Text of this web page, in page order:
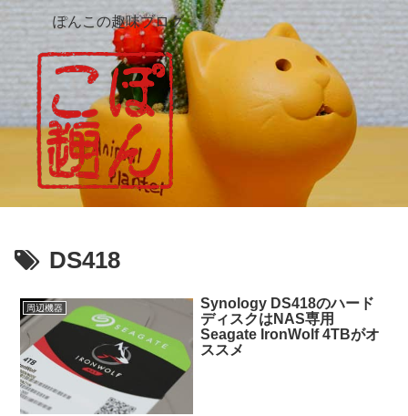
ぽんこの趣味ブログ
DS418
周辺機器
Synology DS418のハード
ディスクはNAS専用
Seagate IronWolf 4TBがオ
ススメ